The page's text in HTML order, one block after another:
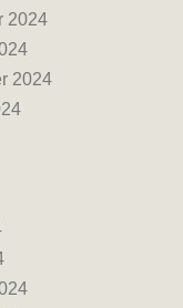
2024
2024